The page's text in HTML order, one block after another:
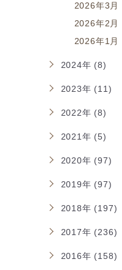
2026年3月
2026年2月
2026年1月
2024年 (8)
2023年 (11)
2022年 (8)
2021年 (5)
2020年 (97)
2019年 (97)
2018年 (197)
2017年 (236)
2016年 (158)